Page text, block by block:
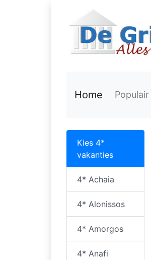
Home Populair
Kies 4*
vakanties
4* Achaia
4* Alonissos
4* Amorgos
4* Anafi